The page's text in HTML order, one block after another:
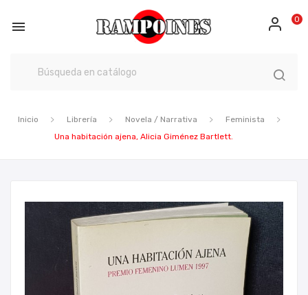
 0
Inicio Librería Novela / Narrativa
Feminista
Una habitación ajena, Alicia Giménez Bartlett.